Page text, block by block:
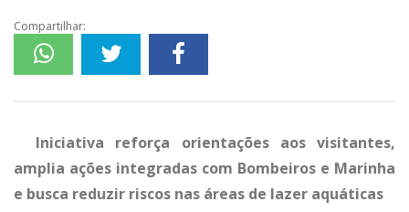
Compartilhar:
Iniciativa reforça orientações aos visitantes,
amplia ações integradas com Bombeiros e Marinha
e busca reduzir riscos nas áreas de lazer aquáticas